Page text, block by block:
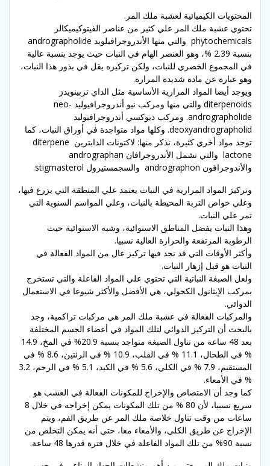
المحتويات الكيميائية لعشبة ملك المر.
تحتوي عشبة ملك المر علي كثير من عناصر الفيتوكيميكالز
phytochemicals والتي منها الأندروجرافيلويد andrographolide
بنسبة 2.39 %، وهو العنصر الهام في النبات حيث يوجد بنسبة عالية
في المجموع الخضري للنبات، ولكن تركيزه يقل في بذور هذا النبات،
وهو عبارة عن مادة شديدة المرارة.
ويوجد أيضا المواد المرارية الأساسية مثل الداي تربينويدز
diterpenoids والتي منها ومركب نيو أندروجرافيوليد neo-
andrographolide. ومركب ديوكسي أندروجرافيوليد
deoxyandrographolid. وكلها مواد متواجدة في أوراق النبات، كما
توجد مواد أخري كثيرة، نذكر منها: لاكتونات الدابترين diterpene
lactone والتي تشمل الأندروجرافان andrographan
والأندوجرافون andrographon والسجمستيرول stigmasterol.
وتركيز المواد المرارية في النبات يعتمد علي المنطقة التي يزرع فيها،
وعلي خواص التربة المحيطة بالنبات، وعلي المواسم السنوية التي
تمر علي النبات.
وهذا النبات يفضل المناطق الاستوائية، وشبه الاستوائية حيث
الرطوبة المرتفعة والحرارة العالية نسبيا.
وأكثر الأوقات التي قد نجد فيها تركيز عال من المواد الفعالة في
النبات هو قبل إزهار النبات.
ولعل الصبغة النباتية التي تحتوي علي المواد الفاعلة والتي تستخرج
بمركب الإيثانول الكحولي، هي الأفضل والأكثر شيوعا في الاستعمال
الدوائي.
والمركبات الفعالة في عشبة ملك المر هي مركبات تراكمية، وجد
بالبحث أن التركيز الدوائي لتلك المواد في أعضاء الجسم المختلفة
بعد 48 ساعة من تناول الصبغة متواجد بنسبة 20.9% في المخ، 14.9
% في الطحال، 11.1 % في القلب، 10.9 % في الرئتين، 8.6 % في
المستقيم، 7.9 % في الكلي، 5.6 % في الكبد، 5.1 % في الرحم، 3.2
% في الأمعاء.
كما وجد أن الامتصاص والإخراج للمكونات الفعالة في العشب هو
سريع نسبيا، لأن 80 % من تلك المكونات يمكن إخراجه في خلال 8
ساعات من وقت تناول خلاصة ملك المر عن طريق الفم، ويتم
الإخراج عن طريق الكلي، والأمعاء معا، حتى أنه يمكن التخلص من
نسبة 90% من تلك المواد الفاعلة في خلال فترة قدرها 48 ساعة.